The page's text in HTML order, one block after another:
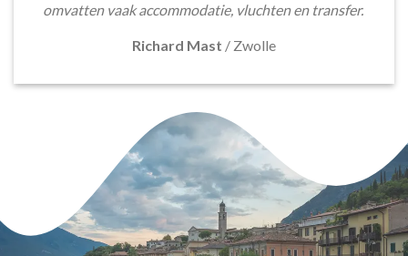
omvatten vaak accommodatie, vluchten en transfer.
Richard Mast / Zwolle